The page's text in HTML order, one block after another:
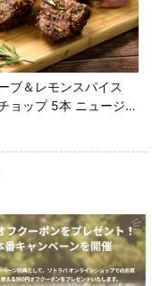
ブ＆レモンスパイス
ョップ 5本 ニュージー
スプリングラ